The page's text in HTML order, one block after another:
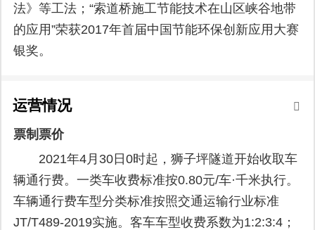
法》等工法；“索道桥施工节能技术在山区峡谷地带
的应用”荣获2017年首届中国节能环保创新应用大赛
银奖。
运营情况
票制票价
2021年4月30日0时起，狮子坪隧道开始收取车
辆通行费。一类车收费标准按0.80元/车·千米执行。
车辆通行费车型分类标准按照交通运输行业标准
JT/T489-2019实施。客车车型收费系数为1:2:3:4；